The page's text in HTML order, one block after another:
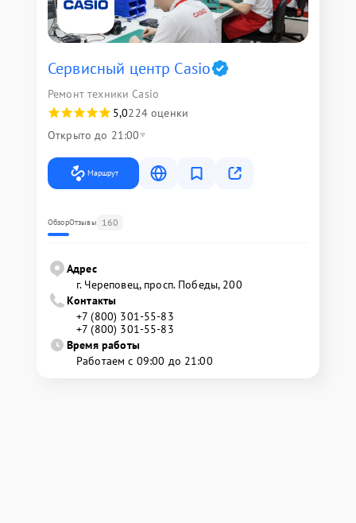
Сервисный центр Casio
Ремонт техники Casio
5,0224 оценки
Открыто до 21:00
Маршрут
ОбзорОтзывы 160
Адрес
г. Череповец, просп. Победы, 200
Контакты
+7 (800) 301-55-83
+7 (800) 301-55-83
Время работы
Работаем с 09:00 до 21:00